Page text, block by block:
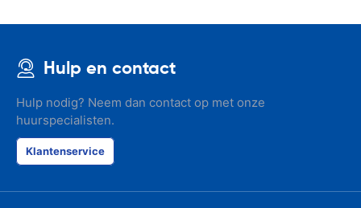
Hulp en contact
Hulp nodig? Neem dan contact op met onze
huurspecialisten.
Klantenservice